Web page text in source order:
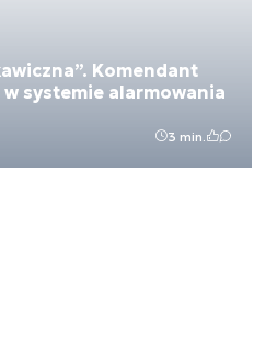
Komendant
w systemie alarmowania
3 min.